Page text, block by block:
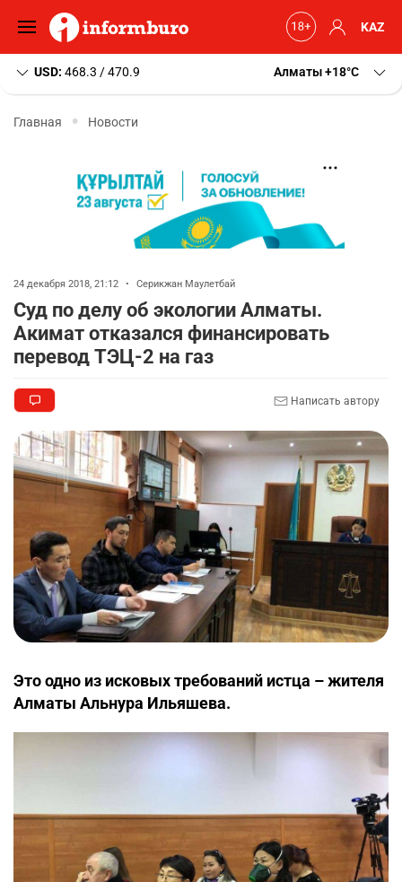
KAZ
USD: 468.3 / 470.9 Алматы+18 C
Главная Новости
24 декабря 2018, 21:12 • Серикжан Маулетбай
Суд по делу об экологии Алматы.
Акимат отказался финансировать
перевод ТЭЦ-2 на газ
Написать автору
Это одно из исковых требований истца – жителя
Алматы Альнура Ильяшева.